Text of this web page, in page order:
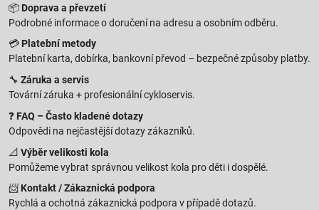
📦 Doprava a převzetí
Podrobné informace o doručení na adresu a osobním odběru.
💳 Platební metody
Platební karta, dobírka, bankovní převod – bezpečné způsoby platby.
🔧 Záruka a servis
Tovární záruka + profesionální cykloservis.
❓ FAQ – Často kladené dotazy
Odpovědi na nejčastější dotazy zákazníků.
📐 Výběr velikosti kola
Pomůžeme vybrat správnou velikost kola pro děti i dospělé.
📨 Kontakt / Zákaznická podpora
Rychlá a ochotná zákaznická podpora v případě dotazů.